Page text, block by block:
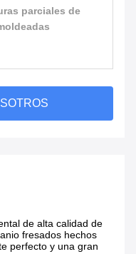
parciales de
A NOSOTROS
de alta calidad de
fresados hechos
perfecto y una gran